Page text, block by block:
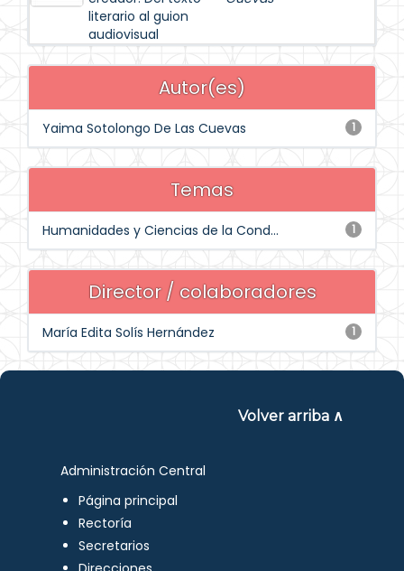
literario al guion
audiovisual
Autor(es)
1
Yaima Sotolongo De Las Cuevas
Temas
1
Humanidades y Ciencias de la Cond...
Director / colaboradores
1
María Edita Solís Hernández
Volver arriba ∧
Administración Central
Página principal
Rectoría
Secretarios